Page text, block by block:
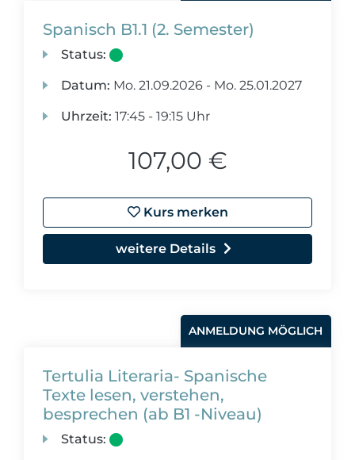
Spanisch B1.1 (2. Semester)
Status:
Datum: Mo. 21.09.2026 - Mo. 25.01.2027
Uhrzeit: 17:45 - 19:15 Uhr
107,00 €
Kurs merken
weitere Details
ANMELDUNG MÖGLICH
Tertulia Literaria- Spanische
Texte lesen, verstehen,
besprechen (ab B1 -Niveau)
Status: